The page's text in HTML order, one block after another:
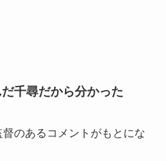
千尋だから分かった
のあるコメントがもとにな